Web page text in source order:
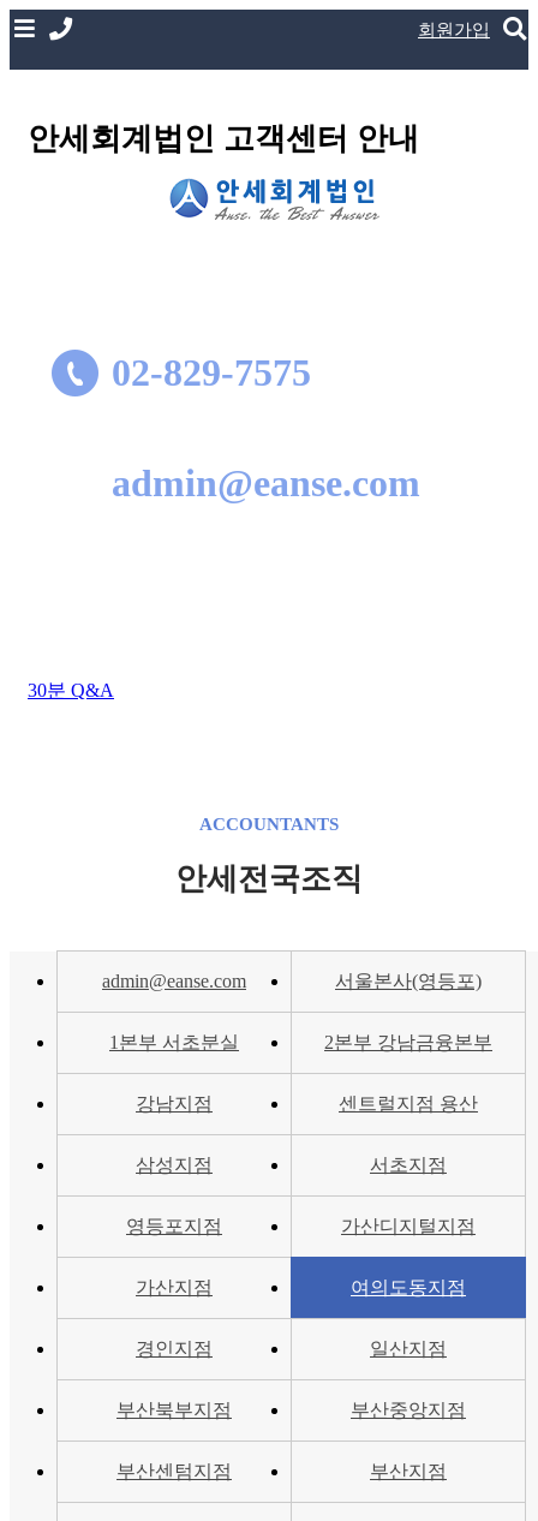
회원가입
안세회계법인 고객센터 안내
02-829-7575
admin@eanse.com
30분 Q&A
ACCOUNTANTS
안세전국조직
admin@eanse.com 서울본사(영등포)
1본부 서초분실 2본부 강남금융본부
강남지점 센트럴지점 용산
삼성지점 서초지점
영등포지점 가산디지털지점
가산지점 여의도동지점
경인지점 일산지점
부산북부지점 부산중앙지점
부산센텀지점 부산지점